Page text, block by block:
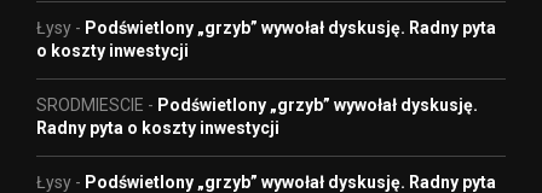
Łysy - Podświetlony „grzyb” wywołał dyskusję. Radny pyta
o koszty inwestycji
SRODMIESCIE - Podświetlony „grzyb” wywołał dyskusję.
Radny pyta o koszty inwestycji
Łysy - Podświetlony „grzyb” wywołał dyskusję. Radny pyta